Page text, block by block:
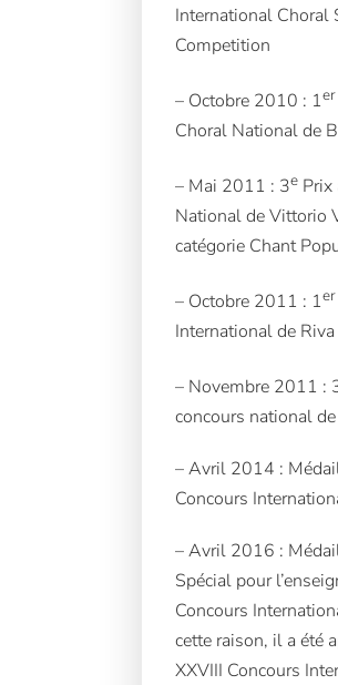
International Choral
Competition
– Octobre 2010 : 1er
Choral National de
– Mai 2011 : 3e Prix
National de Vittorio
catégorie Chant
– Octobre 2011 : 1er
International de
– Novembre 2011 :
concours national
– Avril 2014 :
Concours
– Avril 2016 :
Spécial pour
Concours
cette raison, il a été
XXVIII Concours